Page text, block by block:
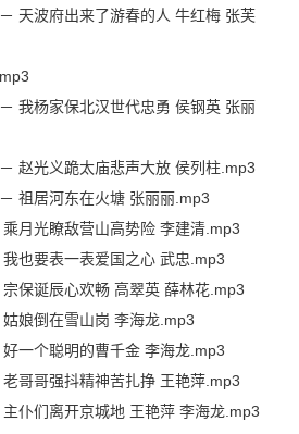
天波府出来了游春的人 牛红梅 张芙
我杨家保北汉世代忠勇 侯钢英 张丽
赵光义跪太庙悲声大放 侯列柱.mp3
祖居河东在火塘 张丽丽.mp3
月光瞭敌营山高势险 李建清.mp3
也要表一表爱国之心 武忠.mp3
保诞辰心欢畅 高翠英 薛林花.mp3
娘倒在雪山岗 李海龙.mp3
一个聪明的曹千金 李海龙.mp3
哥哥强抖精神苦扎挣 王艳萍.mp3
仆们离开京城地 王艳萍 李海龙.mp3